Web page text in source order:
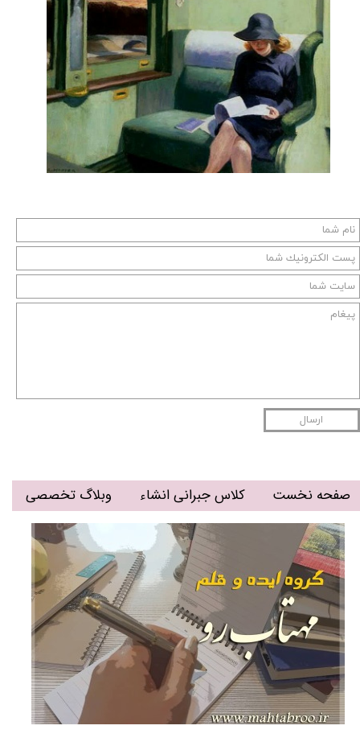
صفحه نخست کلاس جبرانی انشاء وبلاگ تخصصی
ارسال